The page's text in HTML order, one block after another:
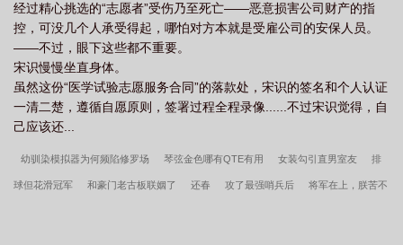
经过精心挑选的“志愿者”受伤乃至死亡——恶意损害公司财产的指
控，可没几个人承受得起，哪怕对方本就是受雇公司的安保人员。
——不过，眼下这些都不重要。
宋识慢慢坐直身体。
虽然这份“医学试验志愿服务合同”的落款处，宋识的签名和个人认证
一清二楚，遵循自愿原则，签署过程全程录像......不过宋识觉得，自
己应该还...
幼驯染模拟器为何频陷修罗场 琴弦金色哪有QTE有用 女装勾引直男室友 排
球但花滑冠军 和豪门老古板联姻了 还春 攻了最强哨兵后 将军在上，朕苦不